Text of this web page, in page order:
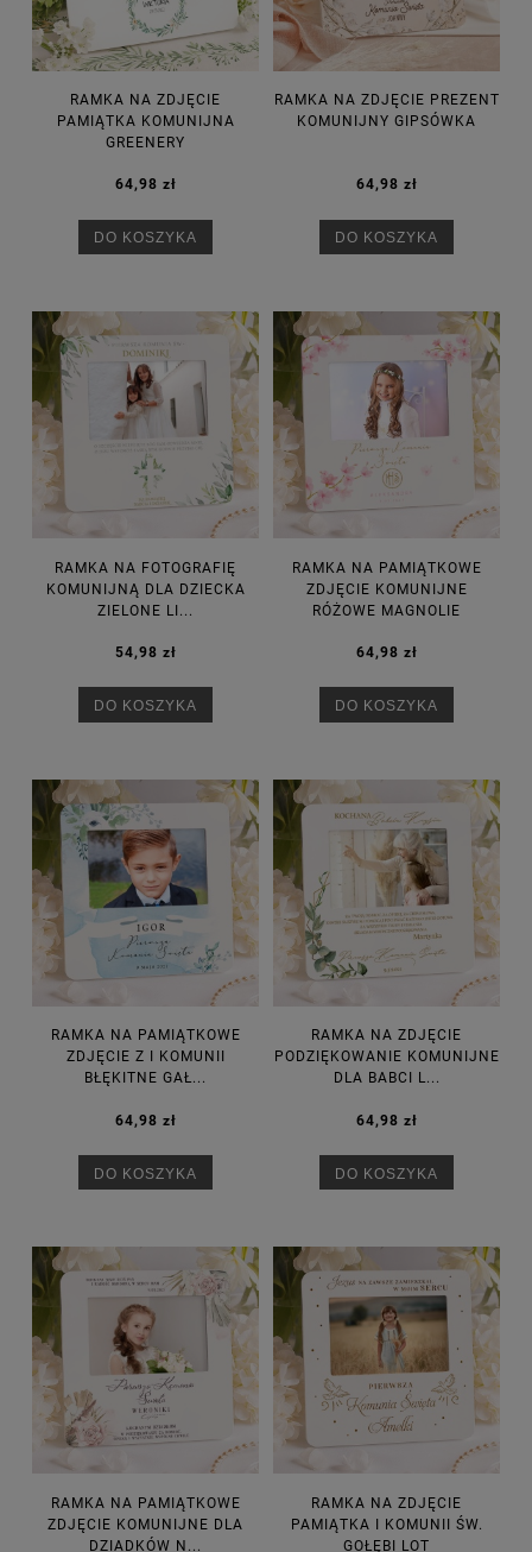
RAMKA NA ZDJĘCIE
PAMIĄTKA KOMUNIJNA
GREENERY
64,98 zł
DO KOSZYKA
RAMKA NA ZDJĘCIE PREZENT
KOMUNIJNY GIPSÓWKA
64,98 zł
DO KOSZYKA
RAMKA NA FOTOGRAFIĘ
KOMUNIJNĄ DLA DZIECKA
ZIELONE LI...
54,98 zł
DO KOSZYKA
RAMKA NA PAMIĄTKOWE
ZDJĘCIE KOMUNIJNE
RÓŻOWE MAGNOLIE
64,98 zł
DO KOSZYKA
RAMKA NA PAMIĄTKOWE
ZDJĘCIE Z I KOMUNII
BŁĘKITNE GAŁ...
64,98 zł
DO KOSZYKA
RAMKA NA ZDJĘCIE
PODZIĘKOWANIE KOMUNIJNE
DLA BABCI L...
64,98 zł
DO KOSZYKA
RAMKA NA PAMIĄTKOWE
ZDJĘCIE KOMUNIJNE DLA
DZIADKÓW N...
RAMKA NA ZDJĘCIE
PAMIĄTKA I KOMUNII ŚW.
GOŁĘBI LOT